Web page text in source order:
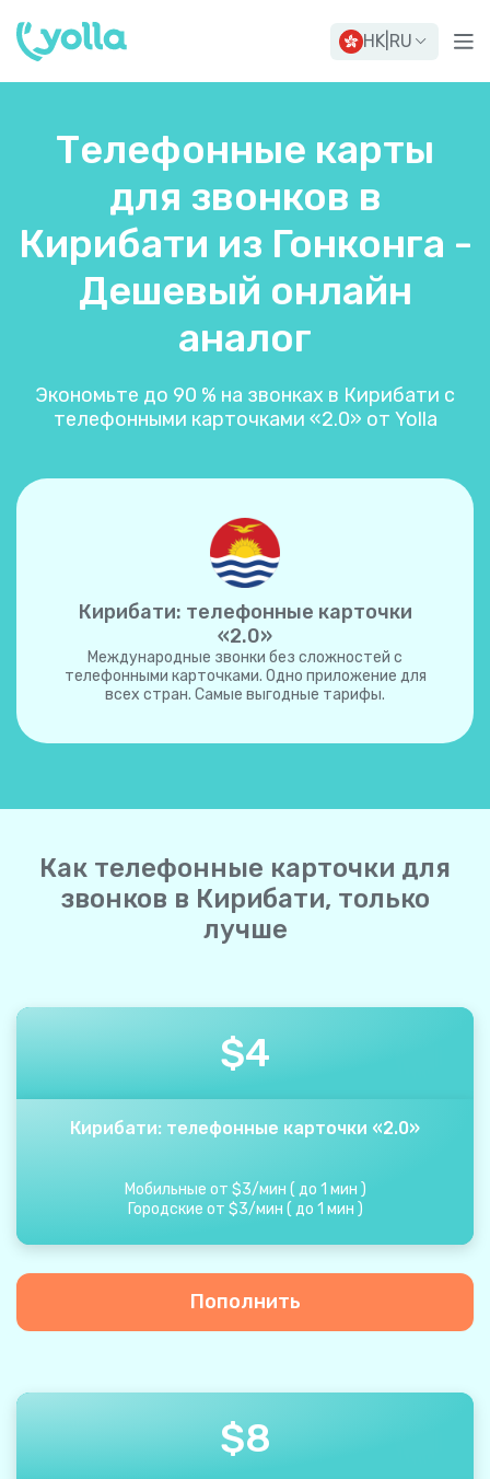
HK RU
Телефонные карты
для звонков в
Кирибати из Гонконга -
Дешевый онлайн
аналог
Экономьте до 90 % на звонках в Кирибати с
телефонными карточками «2.0» от Yolla
Кирибати: телефонные карточки
«2.0»
Международные звонки без сложностей с
телефонными карточками. Одно приложение для
всех стран. Самые выгодные тарифы.
Как телефонные карточки для
звонков в Кирибати, только
лучше
$4
Кирибати: телефонные карточки «2.0»
Мобильные от $3/мин ( до 1 мин )
Городские от $3/мин ( до 1 мин )
Пополнить
$8